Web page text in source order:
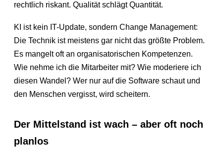
rechtlich riskant. Qualität schlägt Quantität.
KI ist kein IT-Update, sondern Change Management:
Die Technik ist meistens gar nicht das größte Problem.
Es mangelt oft an organisatorischen Kompetenzen.
Wie nehme ich die Mitarbeiter mit? Wie moderiere ich
diesen Wandel? Wer nur auf die Software schaut und
den Menschen vergisst, wird scheitern.
Der Mittelstand ist wach – aber oft noch
planlos